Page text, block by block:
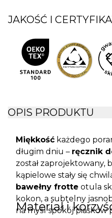
JAKOŚĆ I
OPIS PRODUKTU
Miękkość każdego
długim dniu – ręcznik
został zaprojektowany,
kąpielowe stały się
bawełny frotte otula
kokon, a subtelny
na myśl spokój piasków
Materiał i